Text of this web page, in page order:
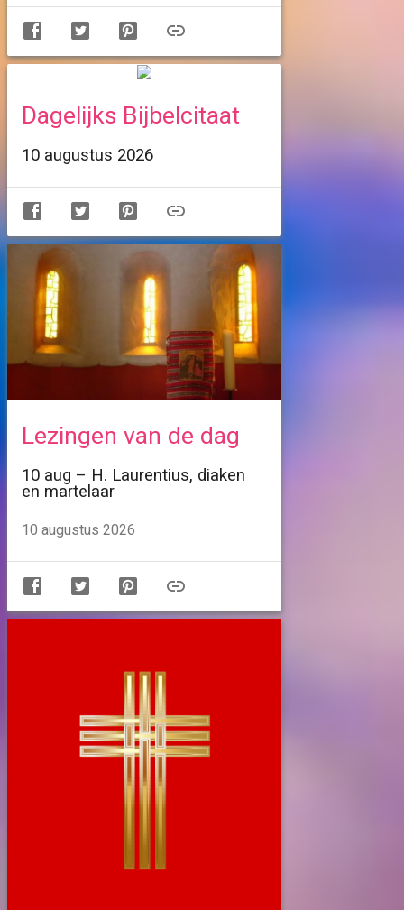
Dagelijks Bijbelcitaat
10 augustus 2026
Lezingen van de dag
10 aug – H. Laurentius, diaken
en martelaar
10 augustus 2026